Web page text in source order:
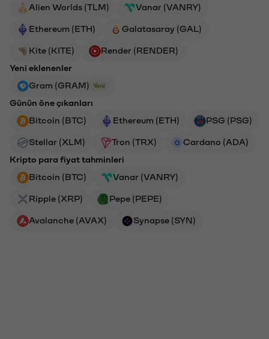
Alien Worlds (TLM) Vanar (VANRY)
Ethereum (ETH) Galatasaray (GAL)
Kite (KITE)
Render (RENDER)
Yeni eklenenler
Gram (GRAM)
Yeni
Günün öne çıkanları
Bitcoin (BTC)
Ethereum (ETH) PSG (PSG)
Stellar (XLM) Tron (TRX)
Cardano (ADA)
Kripto para fiyat tahminleri
Bitcoin (BTC)
Vanar (VANRY)
Ripple (XRP) Pepe (PEPE)
Avalanche (AVAX) Synapse (SYN)